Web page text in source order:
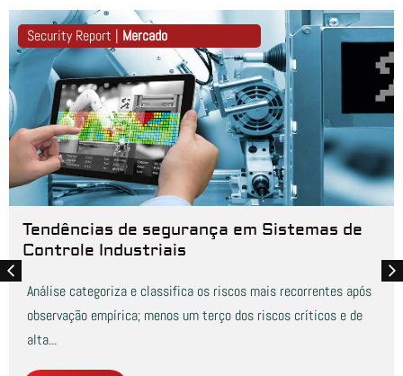
Security Report | Mercado
Tendências de segurança em Sistemas de
Controle Industriais
Análise categoriza e classifica os riscos mais recorrentes após
observação empírica; menos um terço dos riscos críticos e de
alta...